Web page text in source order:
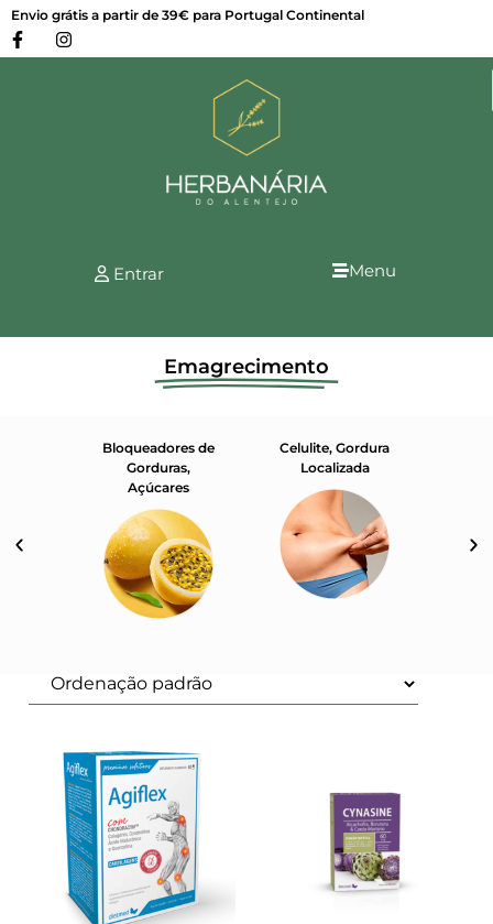
Envio grátis a partir de 39€ para Portugal Continental
Entrar Menu
Emagrecimento
Bloqueadores de
Gorduras,
Açúcares
Celulite, Gordura
Localizada